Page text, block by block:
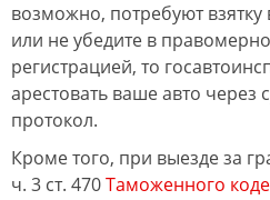
возможно, потребуют взятку
или не убедите в
регистрацией, то
арестовать ваше авто через
протокол.
Кроме того, при выезде за
ч. 3 ст. 470Таможенного